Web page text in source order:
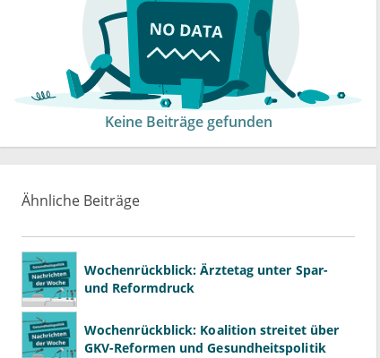
Keine Beiträge gefunden
Ähnliche Beiträge
Wochenrückblick: Ärztetag unter Spar-
und Reformdruck
Wochenrückblick: Koalition streitet über
GKV-Reformen und Gesundheitspolitik